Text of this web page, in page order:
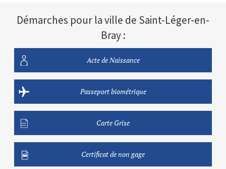
Démarches pour la ville de Saint-Léger-en-
Bray :
Acte de Naissance
Passeport biométrique
Carte Grise
Certificat de non gage